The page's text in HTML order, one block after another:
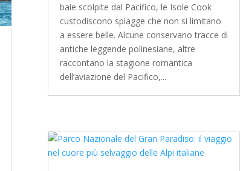
baie scolpite dal Pacifico, le Isole Cook
custodiscono spiagge che non si limitano
a essere belle. Alcune conservano tracce di
antiche leggende polinesiane, altre
raccontano la stagione romantica
dell’aviazione del Pacifico,...